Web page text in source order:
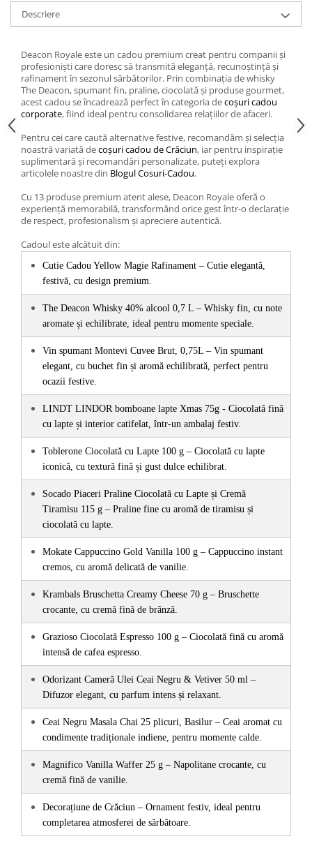
Descriere
Deacon Royale este un cadou premium creat pentru companii și
profesioniști care doresc să transmită eleganță, recunoștință și
rafinament în sezonul sărbătorilor. Prin combinația de whisky
The Deacon, spumant fin, praline, ciocolată și produse gourmet,
acest cadou se încadrează perfect în categoria decoșuri cadou
corporate, fiind ideal pentru consolidarea relațiilor de afaceri.
Pentru cei care caută alternative festive, recomandăm și selecția
noastră variată decoșuri cadou de Crăciun, iar pentru inspirație
suplimentară și recomandări personalizate, puteți explora
articolele noastre din Blogul Cosuri-Cadou.
Cu 13 produse premium atent alese, Deacon Royale oferă o
experiență memorabilă, transformând orice gest într-o declarație
de respect, profesionalism și apreciere autentică.
Cadoul este alcătuit din:
Cutie Cadou Yellow Magie Rafinament – Cutie elegantă,
festivă, cu design premium.
The Deacon Whisky 40% alcool 0,7 L – Whisky fin, cu note
aromate și echilibrate, ideal pentru momente speciale.
Vin spumant Montevi Cuvee Brut, 0,75L – Vin spumant
elegant, cu buchet fin și aromă echilibrată, perfect pentru
ocazii festive.
LINDT LINDOR bomboane lapte Xmas 75g - Ciocolată fină
cu lapte și interior catifelat, într-un ambalaj festiv.
Toblerone Ciocolată cu Lapte 100 g – Ciocolată cu lapte
iconică, cu textură fină și gust dulce echilibrat.
Socado Piaceri Praline Ciocolată cu Lapte și Cremă
Tiramisu 115 g – Praline fine cu aromă de tiramisu și
ciocolată cu lapte.
Mokate Cappuccino Gold Vanilla 100 g – Cappuccino instant
cremos, cu aromă delicată de vanilie.
Krambals Bruschetta Creamy Cheese 70 g – Bruschette
crocante, cu cremă fină de brânză.
Grazioso Ciocolată Espresso 100 g – Ciocolată fină cu aromă
intensă de cafea espresso.
Odorizant Cameră Ulei Ceai Negru & Vetiver 50 ml –
Difuzor elegant, cu parfum intens și relaxant.
Ceai Negru Masala Chai 25 plicuri, Basilur – Ceai aromat cu
condimente tradiționale indiene, pentru momente calde.
Magnifico Vanilla Waffer 25 g – Napolitane crocante, cu
cremă fină de vanilie.
Decorațiune de Crăciun – Ornament festiv, ideal pentru
completarea atmosferei de sărbătoare.